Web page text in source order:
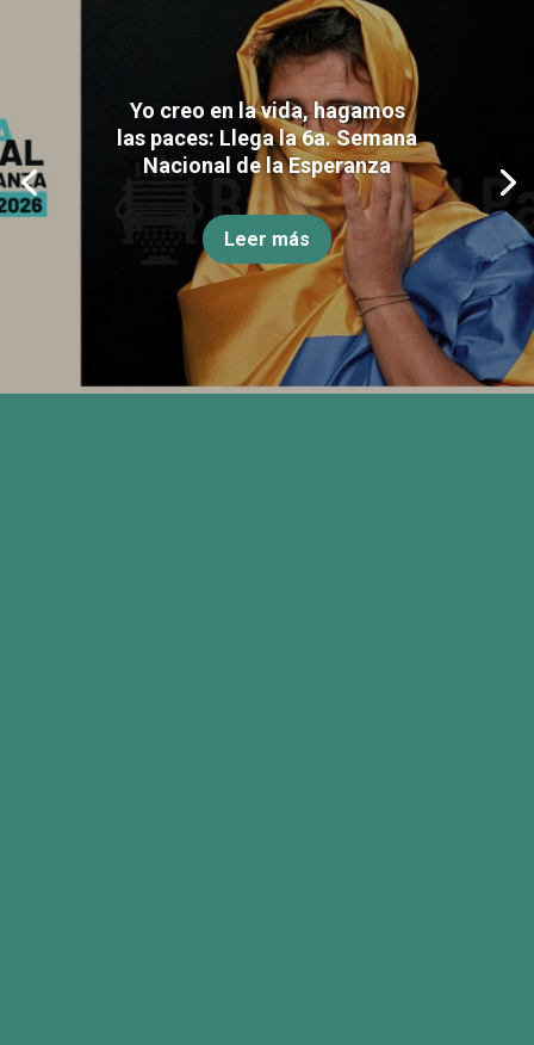
Yo creo en la vida, hagamos
las paces: Llega la 6a. Semana
Nacional de la Esperanza
Leer más